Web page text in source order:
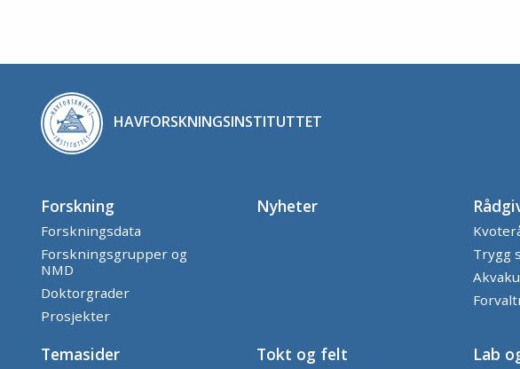
HAVFORSKNINGSINSTITUTTET
Forskning
Forskningsdata
Forskningsgrupper og
NMD
Doktorgrader
Prosjekter
Nyheter
Trygg
Temasider Tokt og felt Lab